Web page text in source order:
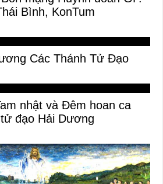
Bình, KonTum
Các Thánh Tử Đạo
nhật và Đêm hoan ca
đạo Hải Dương